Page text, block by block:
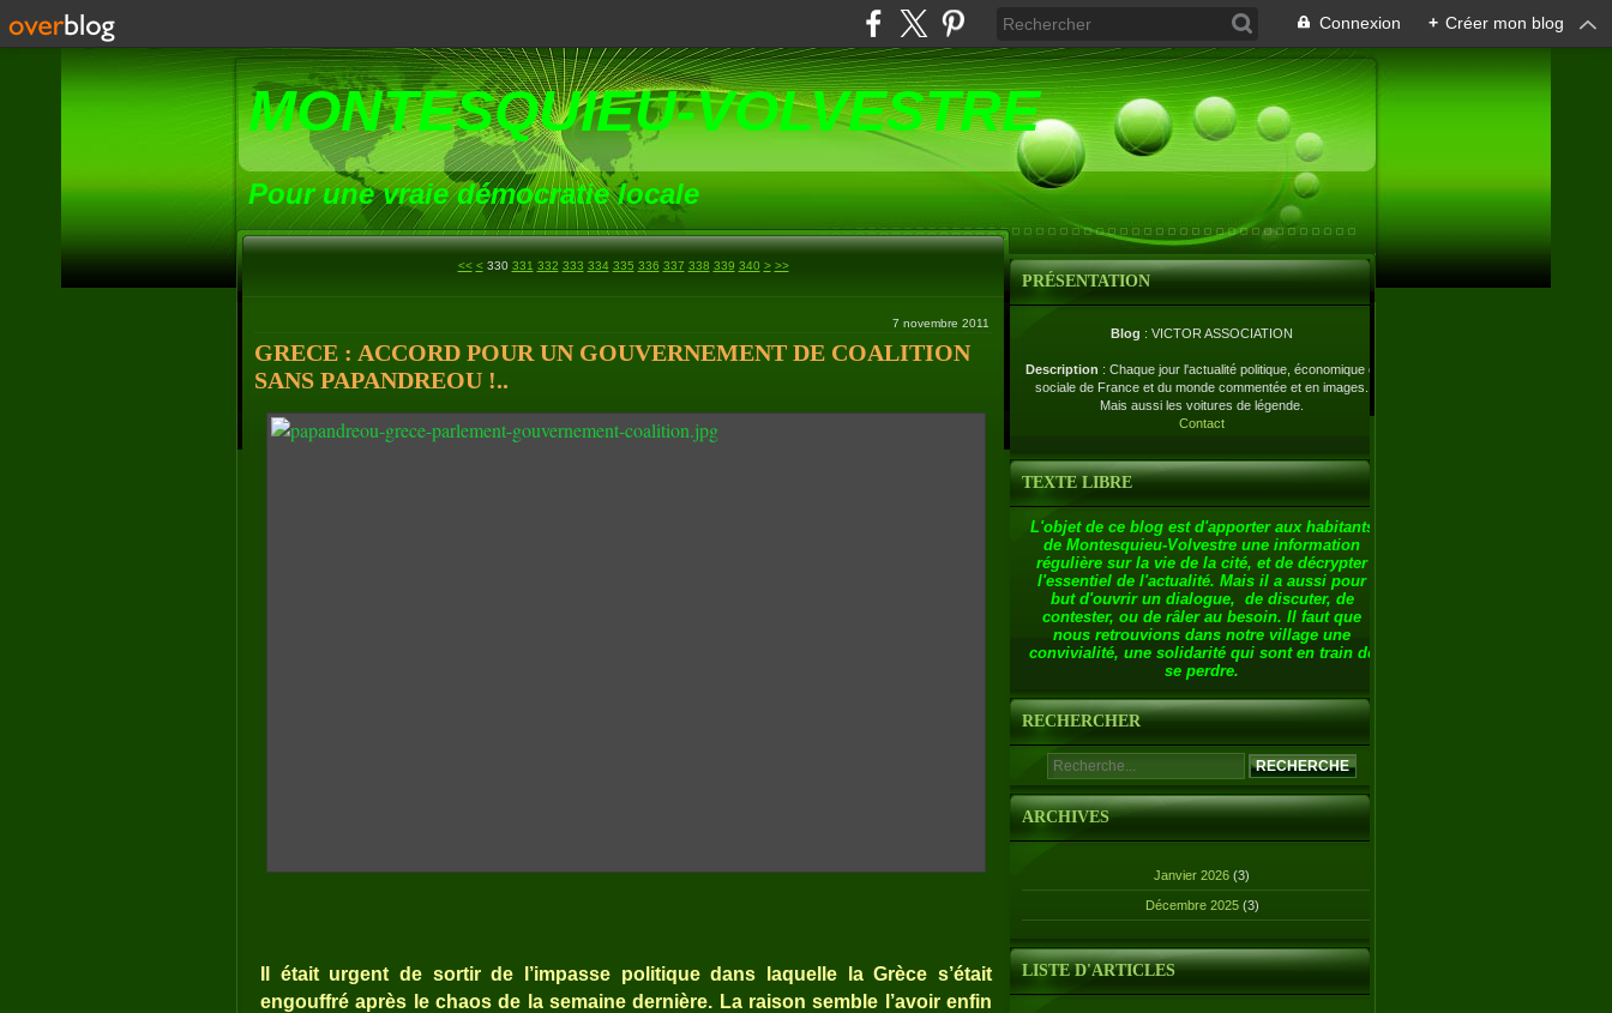
Connexion + Créer mon blog
MONTESQUIEU-VOLVESTRE
Pour une vraie démocratie locale
<< < 300
310
320
330 331 332 333 334 335 336 337 338 339 340 350
360
370
380
390
400
500
> >>
7 novembre 2011
GRECE : ACCORD POUR UN GOUVERNEMENT DE COALITION
SANS PAPANDREOU !..
Il était urgent de sortir de l’impasse politique dans laquelle la Grèce s’était
engouffré après le chaos de la semaine dernière. La raison semble l’avoir enfin
PRÉSENTATION
Blog : VICTOR ASSOCIATION
Description : Chaque jour l'actualité politique, économique et
sociale de France et du monde commentée et en images.
Mais aussi les voitures de légende.
Contact
TEXTE LIBRE
L'objet de ce blog est d'apporter aux habitants
de Montesquieu-Volvestre une information
régulière sur la vie de la cité, et de décrypter
l'essentiel de l'actualité. Mais il a aussi pour
but d'ouvrir un dialogue, de discuter, de
contester, ou de râler au besoin. Il faut que
nous retrouvions dans notre village une
convivialité, une solidarité qui sont en train de
se perdre.
RECHERCHER
ARCHIVES
Janvier 2026 (3)
Décembre 2025 (3)
LISTE D'ARTICLES